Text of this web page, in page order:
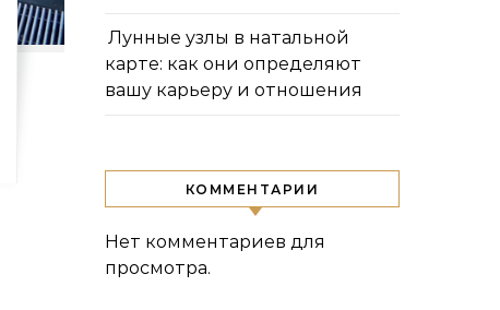
Лунные узлы в натальной
карте: как они определяют
вашу карьеру и отношения
КОММЕНТАРИИ
Нет комментариев для
просмотра.